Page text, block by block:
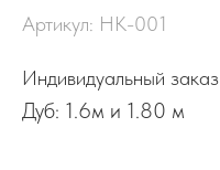
Артикул: НК-001
Индивидуальный заказ
Дуб: 1.6м и 1.80 м